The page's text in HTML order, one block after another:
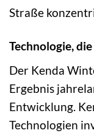
Straße
Technologie,
Der Kenda
Ergebnis
Entwicklung.
Technologien